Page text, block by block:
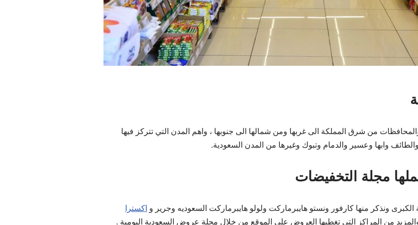
من شرق المملكة الى غربها ومن شمالها الى جنوبها ، واهم المدن التي تتركز فيها
وابها وعسير والدمام وتبوك وغيرها من المدن السعودية.
مجلة التخفيضات
ونذكر منها كارفور ونستو هايبرماركت ولولو هايبرماركت السعوديه وجرير و اكسترا
والمزيد من المراكز التي تغطيها العروض على الموقع من خلال مجلة عروض السعودية اليومية .